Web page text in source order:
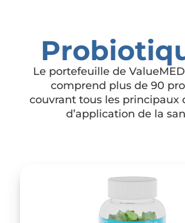
Le portefeuille de
comprend plus de 90
couvrant tous les principaux
d’application de la